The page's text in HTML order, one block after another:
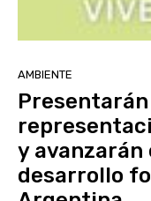
AMBIENTE
y avanzarán
desarrollo